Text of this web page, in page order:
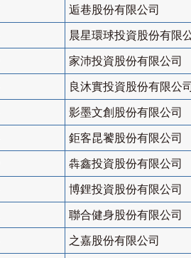
逅巷股份有限公司
晨星環球投資股份有限
家沛投資股份有限公司
良沐實投資股份有限公司
影墨文創股份有限公司
鉅客昆饕股份有限公司
犇鑫投資股份有限公司
博鋰投資股份有限公司
聯合健身股份有限公司
之嘉股份有限公司